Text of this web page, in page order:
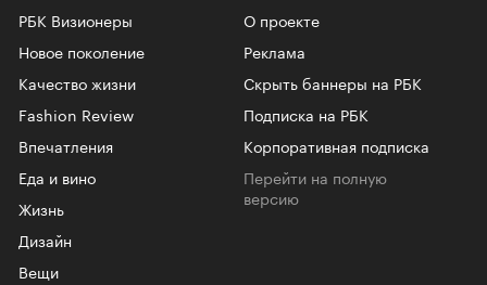
РБК Визионеры
Новое поколение
Качество жизни
Fashion Review
Впечатления
Еда и вино
Жизнь
Дизайн
Вещи
О проекте
Реклама
Скрыть баннеры на РБК
Подписка на РБК
Корпоративная подписка
Перейти на полную
версию